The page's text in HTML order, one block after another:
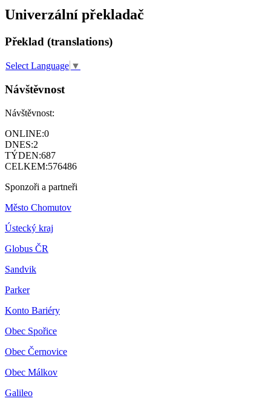
Univerzální překladač
Překlad (translations)
Select Language ▼
Návštěvnost
Návštěvnost:
ONLINE:0
DNES:2
TÝDEN:687
CELKEM:576486
Sponzoři a partneři
Město Chomutov
Ústecký kraj
Globus ČR
Sandvik
Parker
Konto Bariéry
Obec Spořice
Obec Černovice
Obec Málkov
Galileo